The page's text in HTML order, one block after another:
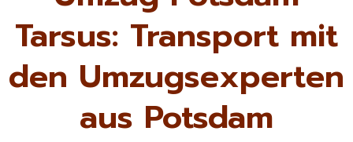
Tarsus: Transport mit
den Umzugsexperten
aus Potsdam